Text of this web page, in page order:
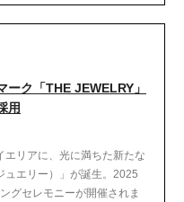
ク「THE JEWELRY」
用
エリアに、光に満ちた新たな
ュエリー）」が誕生。2025
グセレモニーが開催されま